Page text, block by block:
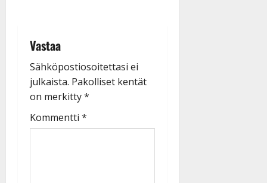
Vastaa
Sähköpostiosoitettasi ei
julkaista. Pakolliset kentät
on merkitty*
Kommentti *